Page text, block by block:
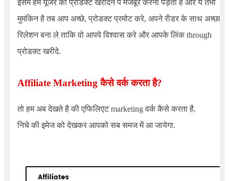
इसमें हमें यूजर को प्रोडक्ट खरीदने पे मजबूर करना पड़ता है और ये तभी
मुमकिन है तब आप अच्छे, प्रोडक्ट प्रमोट करे, अपने रीडर के साथ अच्छा
रिलेशन बना ले ताकि वो आपपे विश्वास करे और आपके लिंक through
प्रोडक्ट खरीदे.
AffiliateMarketingकैसे वर्क करता है?
तो हम अब देखते है की एफिलिएट marketing वर्क कैसे करता है.
निचे की इमेज को देखकर आपको सब समज में आ जायेगा.